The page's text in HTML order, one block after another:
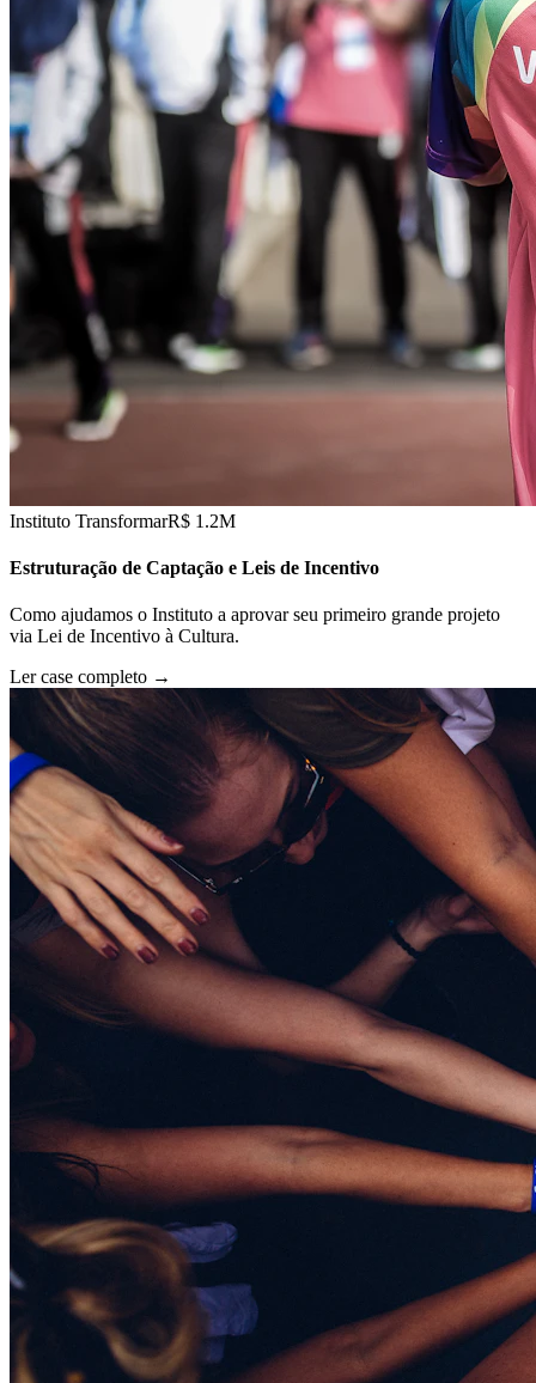
Instituto TransformarR$ 1.2M
Estruturação de Captação e Leis de Incentivo
Como ajudamos o Instituto a aprovar seu primeiro grande projeto
via Lei de Incentivo à Cultura.
Ler case completo →